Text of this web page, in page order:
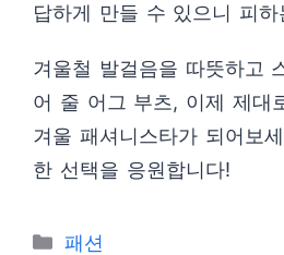
답하게 만들 수 있으니 피
겨울철 발걸음을 따뜻하고
어 줄 어그 부츠, 이제 제대
겨울 패셔니스타가 되어보
한 선택을 응원합니다!
카
패션